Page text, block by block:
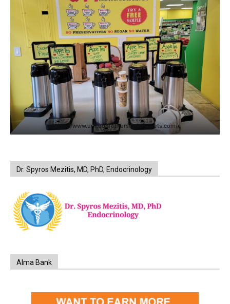
https://www.unitedbrothersfruitmarkets.com/
Dr. Spyros Mezitis, MD, PhD, Endocrinology
Alma Bank